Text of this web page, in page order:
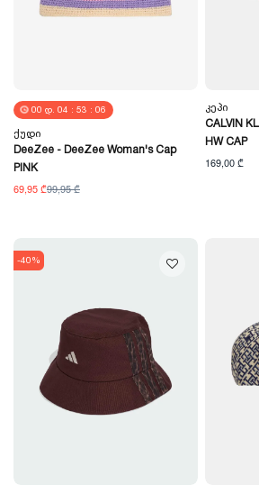
00 Დ. 04 : 53 : 05
Ქუდი
DeeZee - DeeZee Woman's Cap
PINK
69,95 ₾99,95 ₾
Კეპი
CALVIN
HW CAP
169,00 ₾
-40%